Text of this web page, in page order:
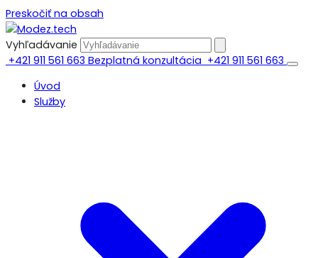
Preskočiť na obsah
Vyhľadávanie
+421 911 561 663 Bezplatná konzultácia +421 911 561 663
Úvod
Služby